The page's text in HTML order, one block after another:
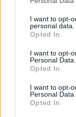
I want to opt-
personal data.
Opted In
I want to opt-
Personal Data.
Opted In
I want to opt-
Personal Data
Opted In
Barna, după
Iohannis, pune